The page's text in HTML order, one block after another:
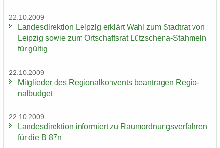
22.10.2009
Lan­des­di­rek­ti­on Leip­zig er­klärt Wahl zum Stadt­rat von
Leip­zig sowie zum Ort­schafts­rat Lützschena-​Stahmeln
für gül­tig
22.10.2009
Mit­glie­der des Re­gio­nal­kon­vents be­an­tra­gen Re­gio­
nal­bud­get
22.10.2009
Lan­des­di­rek­ti­on in­for­miert zu Raum­ord­nungs­ver­fah­ren
für die B 87n